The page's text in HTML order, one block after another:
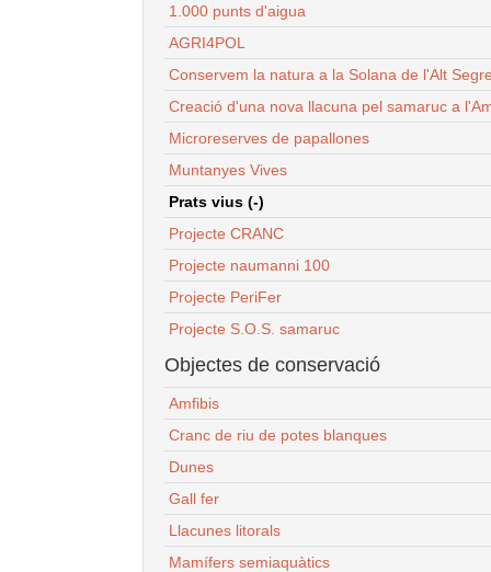
1.000 punts d'aigua
AGRI4POL
Conservem la natura a la Solana de l'Alt
Creació d'una nova llacuna pel samaruc a
Microreserves de papallones
Muntanyes Vives
Prats vius (-)
Projecte CRANC
Projecte naumanni 100
Projecte PeriFer
Projecte S.O.S. samaruc
Objectes de conservació
Amfibis
Cranc de riu de potes blanques
Dunes
Gall fer
Llacunes litorals
Mamífers semiaquàtics